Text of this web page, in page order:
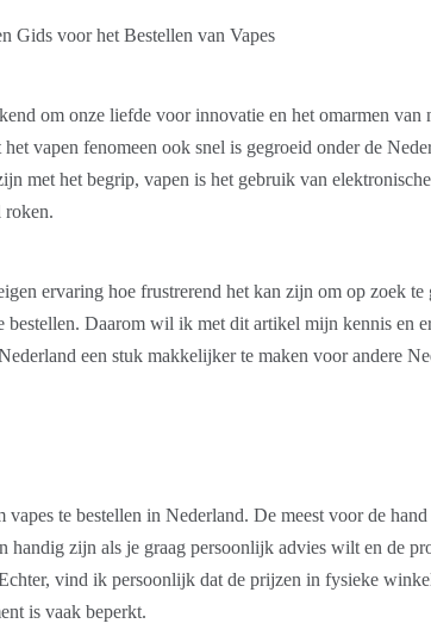
Gids voor het Bestellen van Vapes
om onze liefde voor innovatie en het omarmen
vapen fenomeen ook snel is gegroeid onder de
met het begrip, vapen is het gebruik van
roken.
ervaring hoe frustrerend het kan zijn om op zoek te
bestellen. Daarom wil ik met dit artikel mijn kennis en
een stuk makkelijker te maken voor andere
te bestellen in Nederland. De meest voor de
handig zijn als je graag persoonlijk advies wilt en de
vind ik persoonlijk dat de prijzen in fysieke
is vaak beperkt.